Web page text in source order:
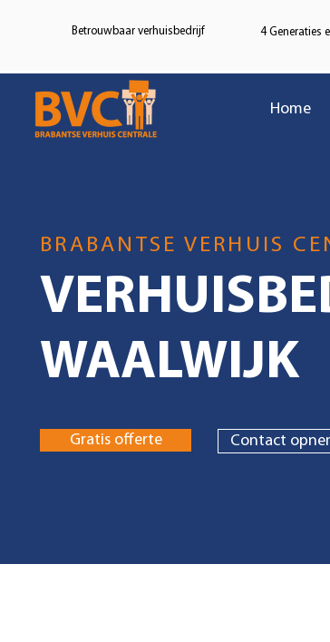
Betrouwbaar verhuisbedrijf 4 Generaties
Home
BRABANTSE VERHUIS
WAALWIJK
Gratis offerte Contact